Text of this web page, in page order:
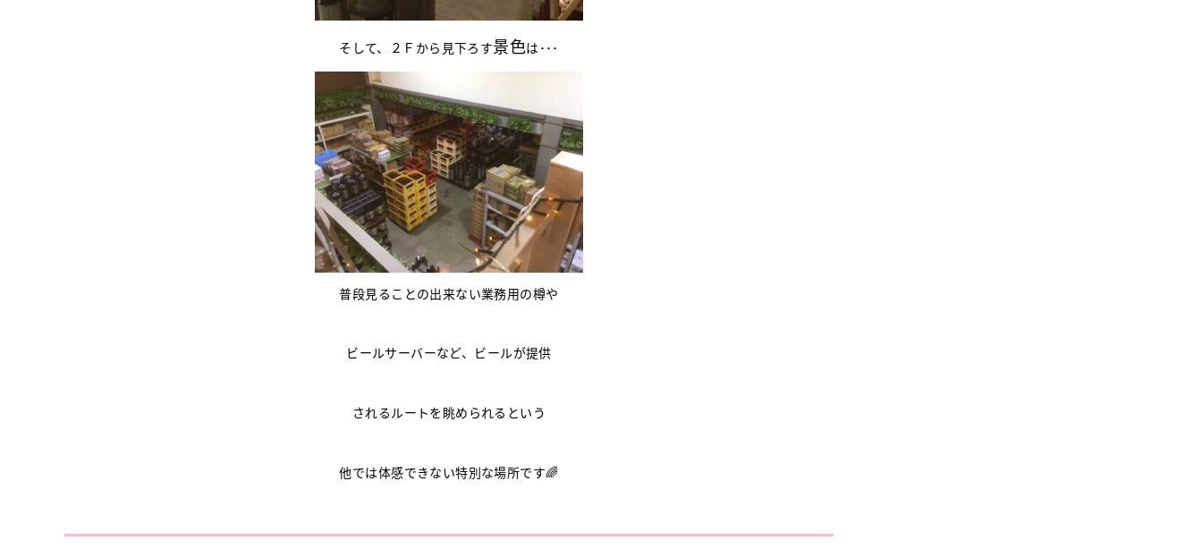
そして、２Ｆから見下ろす景色は･･･
普段見ることの出来ない業務用の樽や
ビールサーバーなど、ビールが提供
されるルートを眺められるという
他では体感できない特別な場所です🌈